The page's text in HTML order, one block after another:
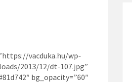
vacduka.hu/wp-
2013/12/dt-107.jpg”
bg_opacity=”60″